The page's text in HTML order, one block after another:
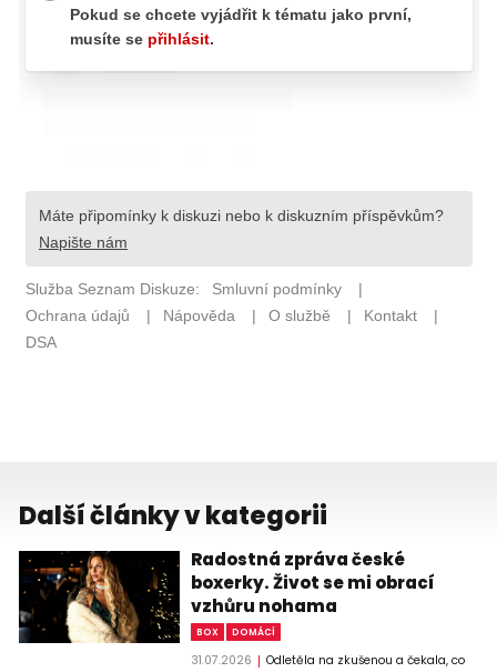
Další články v kategorii
Radostná zpráva české
boxerky. Život se mi obrací
vzhůru nohama
BOX DOMÁCÍ
31.07.2026
Odletěla na zkušenou a čekala, co